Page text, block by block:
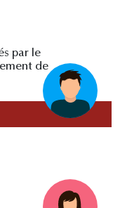
par le
de